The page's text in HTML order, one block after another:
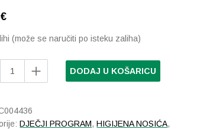
€
(može se naručiti po isteku zaliha)
DODAJ U KOŠARICU
DJEČJI PROGRAM,HIGIJENA NOSIĆA,